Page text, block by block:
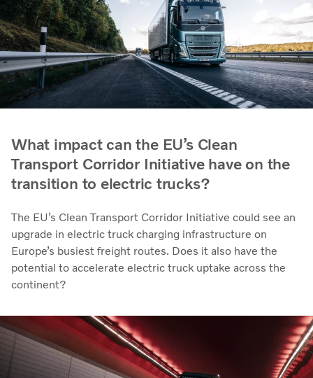
What impact can the EU’s Clean
Transport Corridor Initiative have on the
transition to electric trucks?
The EU’s Clean Transport Corridor Initiative could see an
upgrade in electric truck charging infrastructure on
Europe’s busiest freight routes. Does it also have the
potential to accelerate electric truck uptake across the
continent?